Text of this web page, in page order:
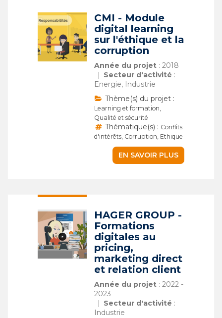
CMI - Module
digital learning
sur l'éthique et la
corruption
Année du projet: 2018
Secteur d'activité :
Energie, Industrie
Thème(s) du projet :
Learning et formation,
Qualité et sécurité
Thématique(s) : Conflits
d'intérêts, Corruption, Ethique
EN SAVOIR PLUS
HAGER GROUP -
Formations
digitales au
pricing,
marketing direct
et relation client
Année du projet: 2022 -
2023
Secteur d'activité :
Industrie